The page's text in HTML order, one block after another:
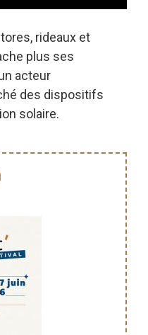
rideaux et
plus ses
acteur
des dispositifs
solaire.